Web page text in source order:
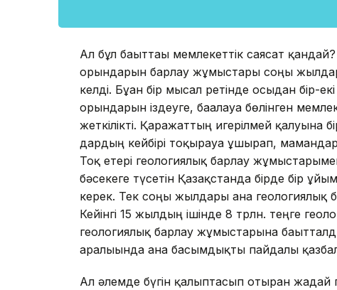
Ал бұл бағыттағы мемлекеттік саясат
орындарын барлау жұмыстары соңғы
келді. Бұған бір мысал ретінде осыдан бір-
орындарын іздеуге, бағалауға бөлінген
жеткілікті. Қаражаттың игерілмей қалуына
дардың кейбірі тоқырауға ұшы­рап,
Тоқ етері геологиялық барлау
бәсекеге түсетін Қазақстанда бірде бір
керек. Тек соңғы жылдары ғана
Кейінгі 15 жылдың ішінде 8 трлн. теңге
геологиялық барлау жұмыстарына
аралығында ғана басымдықты пайдалы
Ал әлемде бүгін қалыптасып отырған